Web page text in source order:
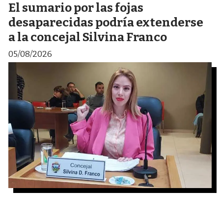
El sumario por las fojas
desaparecidas podría extenderse
a la concejal Silvina Franco
05/08/2026